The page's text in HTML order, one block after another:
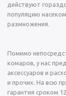
действуют
популяцию
размножения.
Помимо
комаров, у нас
аксессуаров и
и прочих. На всю
гарантия сроком